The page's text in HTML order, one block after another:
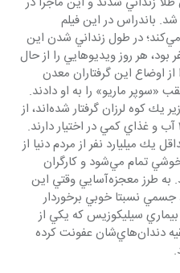
جهان شد. باندراس در اين فيلم
شخصيت «ماريو سوپلودا» را بازي مي‌كند؛ در طول زنداني شدن اين
ماريو كه خود يكي از ٣٣ نفر بود، هر روز ويديوهايي را از حال
و مردم را از اوضاع اين گرفتاران معدن
لقب «سوپر ماريو» را به او دادند.
اين ٣٣ نفر كه ٢٠ طبقه زير زمين و زير يك كوه لرزان گرفتار شده‌اند، از
ابتداي اين حادثه در ٥ آگوست ٢٠١٠ آب و غذاي كمي در اختيار دارند.
ميليارد نفر از مردم دنيا از
اين حادثه، آخر داستان به خوبي و خوشي تمام مي‌شود و كارگران
معدن پس از ٦٩ روز رهايي مي‌يابند. به طرز معجزه‌آسايي وقتي اين
از شرايط جسمي نسبتا خوبي برخوردار
بيماري سيليكوزيس كه يكي از
آنها بيماري ذات‌الريه نيز داشت و بقيه دندان‌هاي‌شان عفونت كرده